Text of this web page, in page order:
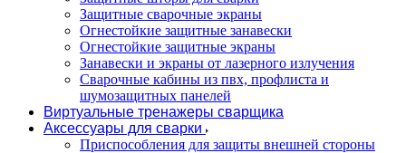
Защитные сварочные экраны
Огнестойкие защитные занавески
Огнестойкие защитные экраны
Занавески и экраны от лазерного излучения
Сварочные кабины из пвх, профлиста и
шумозащитных панелей
Виртуальные тренажеры сварщика
Аксессуары для сварки
Приспособления для защиты внешней стороны